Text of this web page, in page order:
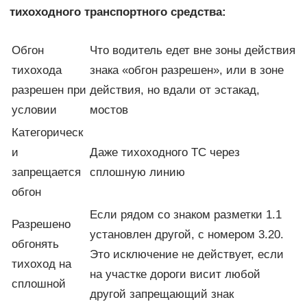
тихоходного транспортного средства:
Обгон
тихохода
разрешен при
условии
Что водитель едет вне зоны действия
знака «обгон разрешен», или в зоне
действия, но вдали от эстакад,
мостов
Категорическ
и
запрещается
обгон
Даже тихоходного ТС через
сплошную линию
Разрешено
обгонять
тихоход на
сплошной
Если рядом со знаком разметки 1.1
установлен другой, с номером 3.20.
Это исключение не действует, если
на участке дороги висит любой
другой запрещающий знак